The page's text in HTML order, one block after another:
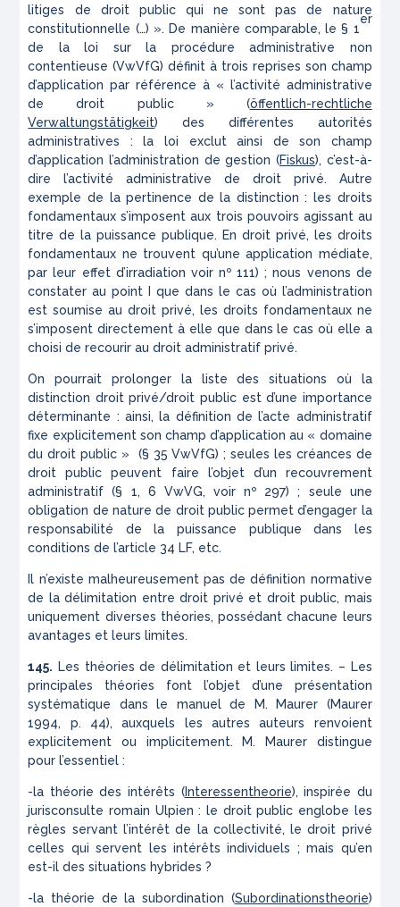
litiges de droit public qui ne sont pas de nature
constitutionnelle (…) ». De manière comparable, le § 1
er
de la loi sur la procédure administrative non
contentieuse (VwVfG) définit à trois reprises son champ
d’application par référence à « l’activité administrative
de droit public » (öffentlich-rechtliche
Verwaltungstätigkeit) des différentes autorités
administratives : la loi exclut ainsi de son champ
d’application l’administration de gestion (Fiskus), c’est-à-
dire l’activité administrative de droit privé. Autre
exemple de la pertinence de la distinction : les droits
fondamentaux s’imposent aux trois pouvoirs agissant au
titre de la puissance publique. En droit privé, les droits
fondamentaux ne trouvent qu’une application médiate,
par leur effet d’irradiation voir nº 111) ; nous venons de
constater au point I que dans le cas où l’administration
est soumise au droit privé, les droits fondamentaux ne
s’imposent directement à elle que dans le cas où elle a
choisi de recourir au droit administratif privé.
On pourrait prolonger la liste des situations où la
distinction droit privé/droit public est d’une importance
déterminante : ainsi, la définition de l’acte administratif
fixe explicitement son champ d’application au « domaine
du droit public » (§ 35 VwVfG) ; seules les créances de
droit public peuvent faire l’objet d’un recouvrement
administratif (§ 1, 6 VwVG, voir nº 297) ; seule une
obligation de nature de droit public permet d’engager la
responsabilité de la puissance publique dans les
conditions de l’article 34 LF, etc.
Il n’existe malheureusement pas de définition normative
de la délimitation entre droit privé et droit public, mais
uniquement diverses théories, possédant chacune leurs
avantages et leurs limites.
145. Les théories de délimitation et leurs limites. – Les
principales théories font l’objet d’une présentation
systématique dans le manuel de M. Maurer (Maurer
1994, p. 44), auxquels les autres auteurs renvoient
explicitement ou implicitement. M. Maurer distingue
pour l’essentiel :
-la théorie des intérêts (Interessentheorie), inspirée du
jurisconsulte romain Ulpien : le droit public englobe les
règles servant l’intérêt de la collectivité, le droit privé
celles qui servent les intérêts individuels ; mais qu’en
est-il des situations hybrides ?
-la théorie de la subordination (Subordinationstheorie)